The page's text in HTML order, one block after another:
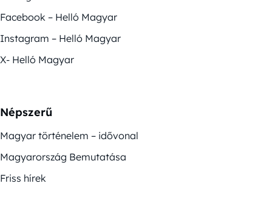
Facebook – Helló Magyar
Instagram – Helló Magyar
X- Helló Magyar
Népszerű
Magyar történelem – idővonal
Magyarország Bemutatása
Friss hírek